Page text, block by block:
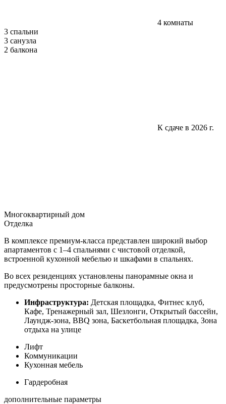
4 комнаты
3 спальни
3 санузла
2 балкона
К сдаче в 2026 г.
Многоквартирный дом
Отделка
В комплексе премиум-класса представлен широкий выбор
апартаментов с 1–4 спальнями с чистовой отделкой,
встроенной кухонной мебелью и шкафами в спальнях.
Во всех резиденциях установлены панорамные окна и
предусмотрены просторные балконы.
Инфраструктура: Детская площадка, Фитнес клуб,
Кафе, Тренажерный зал, Шезлонги, Открытый бассейн,
Лаундж-зона, BBQ зона, Баскетбольная площадка, Зона
отдыха на улице
Лифт
Коммуникации
Кухонная мебель
Гардеробная
дополнительные параметры